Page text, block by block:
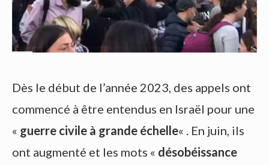
Dès le début de l’année 2023, des appels ont
commencé à être entendus en Israël pour une
« guerre civile à grande échelle« . En juin, ils
ont augmenté et les mots « désobéissance